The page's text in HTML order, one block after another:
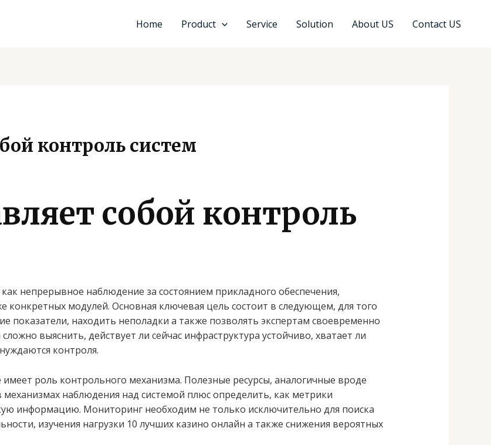
Home Product Service Solution About US Contact US
контроль систем
собой контроль
непрерывное наблюдение за состоянием прикладного обеспечения,
конкретных модулей. Основная ключевая цель состоит в следующем, для того
показатели, находить неполадки а также позволять экспертам своевременно
выяснить, действует ли сейчас инфраструктура устойчиво, хватает ли
контроля.
роль контрольного механизма. Полезные ресурсы, аналогичные вроде
механизмах наблюдения над системой плюс определить, как метрики
информацию. Мониторинг необходим не только исключительно для поиска
изучения нагрузки 10 лучших казино онлайн а также снижения вероятных